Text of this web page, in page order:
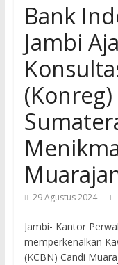
Bank
Jambi
(Konreg)
29 Agustus 2024
Jambi- Kantor
memperkenalkan
(KCBN) Candi